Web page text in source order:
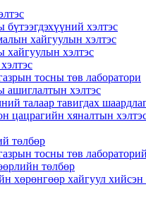
бүтээгдэхүүний хэлтэс
хайгуулын хэлтэс
хайгуулын хэлтэс
тосны төв лаборатори
ашиглалтын хэлтэс
талаар тавигдах
цацрагийн хяналтын
төлбөр
тосны төв
төлбөр
хөрөнгөөр хайгуул